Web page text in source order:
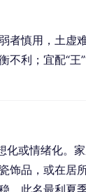
者慎用，土虚
不利；宜配“王
或情绪化。
饰品，或在居
。此名最利夏